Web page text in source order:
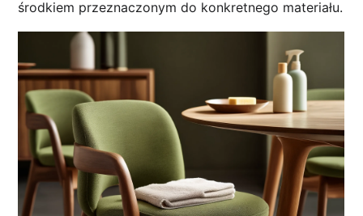
środkiem przeznaczonym do konkretnego materiału.